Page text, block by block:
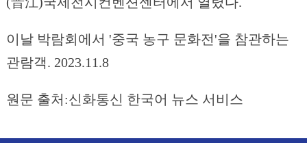
이날 박람회에서 '중국 농구 문화전'을 참관하는
관람객. 2023.11.8
원문 출처:신화통신 한국어 뉴스 서비스